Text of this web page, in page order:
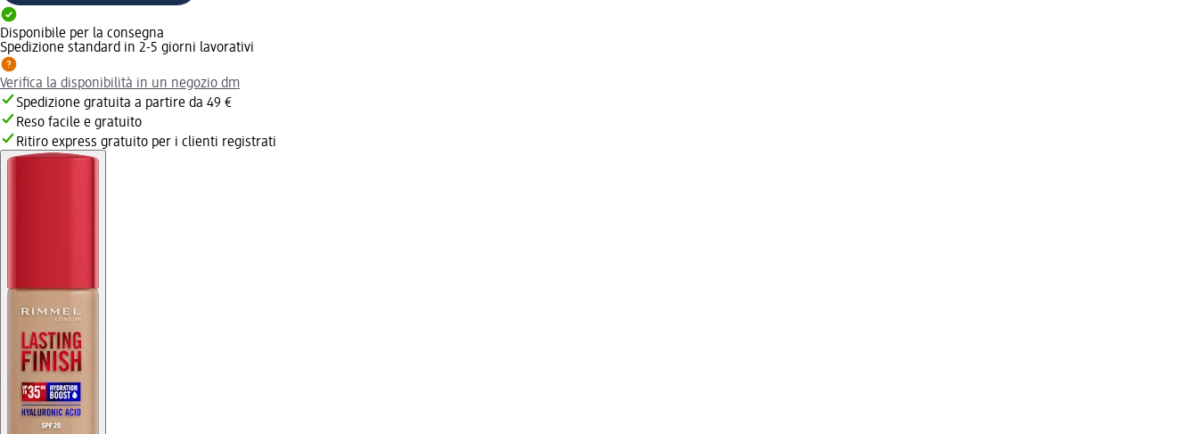
Disponibile per la consegna
Spedizione standard in 2-5 giorni lavorativi
Verifica la disponibilità in un negozio dm
Spedizione gratuita a partire da 49 €
Reso facile e gratuito
Ritiro express gratuito per i clienti registrati